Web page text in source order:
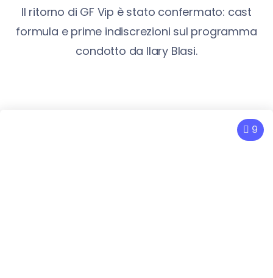
Il ritorno di GF Vip è stato confermato: cast
formula e prime indiscrezioni sul programma
condotto da Ilary Blasi.
9